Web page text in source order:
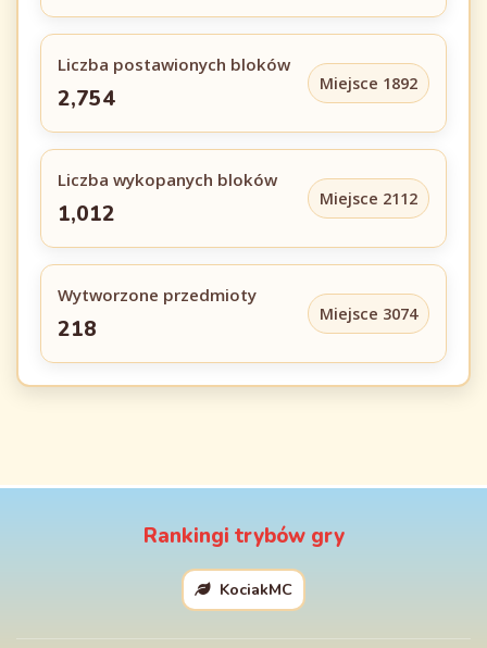
Liczba postawionych bloków
2,754
Miejsce 1892
Liczba wykopanych bloków
1,012
Miejsce 2112
Wytworzone przedmioty
218
Miejsce 3074
Rankingi trybów gry
KociakMC